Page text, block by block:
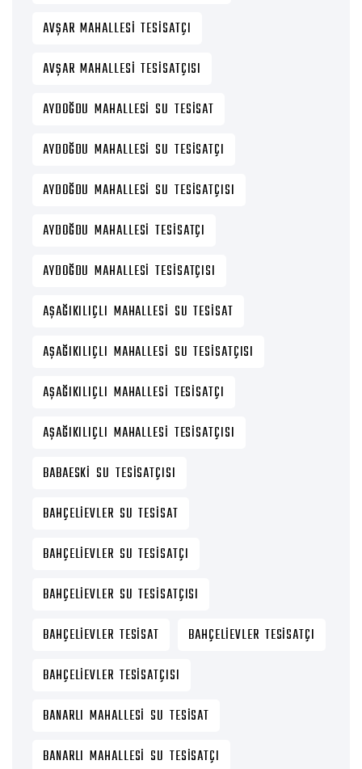
AVŞAR MAHALLESI TESISATÇI
AVŞAR MAHALLESI TESISATÇISI
AYDOĞDU MAHALLESI SU TESISAT
AYDOĞDU MAHALLESI SU TESISATÇI
AYDOĞDU MAHALLESI SU TESISATÇISI
AYDOĞDU MAHALLESI TESISATÇI
AYDOĞDU MAHALLESI TESISATÇISI
AŞAĞIKILIÇLI MAHALLESI SU TESISAT
AŞAĞIKILIÇLI MAHALLESI SU TESISATÇISI
AŞAĞIKILIÇLI MAHALLESI TESISATÇI
AŞAĞIKILIÇLI MAHALLESI TESISATÇISI
BABAESKI SU TESISATÇISI
BAHÇELIEVLER SU TESISAT
BAHÇELIEVLER SU TESISATÇI
BAHÇELIEVLER SU TESISATÇISI
BAHÇELIEVLER TESISAT
BAHÇELIEVLER TESISATÇI
BAHÇELIEVLER TESISATÇISI
BANARLI MAHALLESI SU TESISAT
BANARLI MAHALLESI SU TESISATÇI